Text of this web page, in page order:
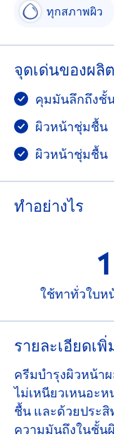
ทุกสภาพผิว
จุดเด่นของผ
คุมมันลึกถึงชั้
ผิวหน้าชุ่มชื้น
ผิวหน้าชุ่มชื้น
ทําอย่างไร
1
ใช้ทาทั่วใบ
รายละเอียดเ
ครีมบำรุงผิวหน้า
ไม่เหนียวเหนอะ
ชื้น และด้วยประ
ความมันถึงในชั้น